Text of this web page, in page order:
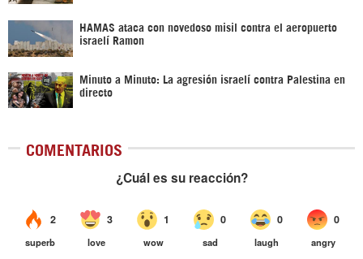
HAMAS ataca con novedoso misil contra el aeropuerto
israelí Ramon
Minuto a Minuto: La agresión israelí contra Palestina en
directo
COMENTARIOS